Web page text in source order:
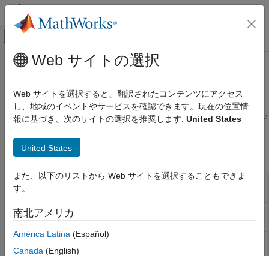
コンテンツへスキップ
オフキャンバス ナビゲーション メ
ドキュメンテーションのホーム
データのインポートと解析
データのインポートとエクスポート
カテゴリ
FTP ファイルの操作
モノのインターネット (IoT) のデータ
メインコンテンツ
FTP ファイルの操作
FTP サーバーでのファイルへのアクセス
ftpを使用して FTP サーバーに接続し、ファイルのダウンロード
関数
ftp
FTP サーバーのファイルにアクセスするための接
sftp
SFTP サーバーのファイルにアクセスするための接
続(R2021b 以降)
FTP 転送モードを ASCII に設定
Web サイトの選択
Web サイトを選択すると、翻訳されたコンテンツにアクセス
し、地域のイベントやサービスを確認できます。現在の位置情
報に基づき、次のサイトの選択を推奨します: United States
United States
また、以下のリストから Web サイトを選択することもできま
す。
南北アメリカ
América Latina (Español)
Canada (English)